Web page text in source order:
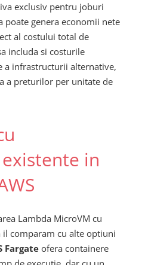
exclusiv pentru joburi
poate genera economii nete
al costului total de
includa si costurile
a infrastructurii alternative,
a preturilor per unitate de
in
Lambda MicroVM cu
comparam cu alte optiuni
Fargateofera containere